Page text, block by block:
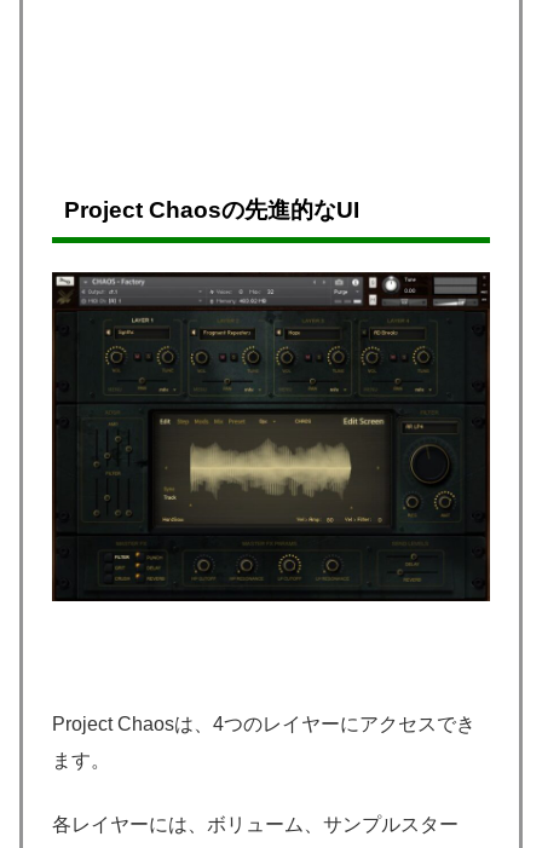
Project Chaosの先進的なUI
Project Chaosは、4つのレイヤーにアクセスでき
ます。
各レイヤーには、ボリューム、サンプルスター